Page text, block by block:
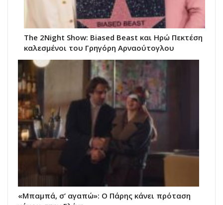
The 2Night Show: Biased Beast και Ηρώ Πεκτέση
καλεσμένοι του Γρηγόρη Αρναούτογλου
«Μπαμπά, σ’ αγαπώ»: Ο Πάρης κάνει πρόταση